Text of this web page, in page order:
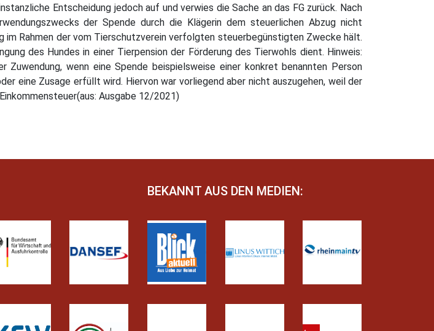
Entscheidung jedoch auf und verwies die Sache an das FG zurück. Nach
der Spende durch die Klägerin dem steuerlichen Abzug nicht
im Rahmen der vom Tierschutzverein verfolgten steuerbegünstigten Zwecke hält.
des Hundes in einer Tierpension der Förderung des Tierwohls dient. Hinweis:
wenn eine Spende beispielsweise einer konkret benannten Person
eine Zusage erfüllt wird. Hiervon war vorliegend aber nicht auszugehen, weil der
Ausgabe 12/2021)
BEKANNT AUS DEN MEDIEN: